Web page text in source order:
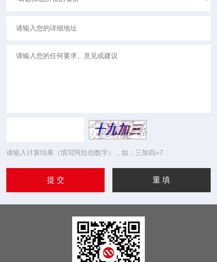
请输入计算结果（填写阿拉伯数字），如：三加四=7